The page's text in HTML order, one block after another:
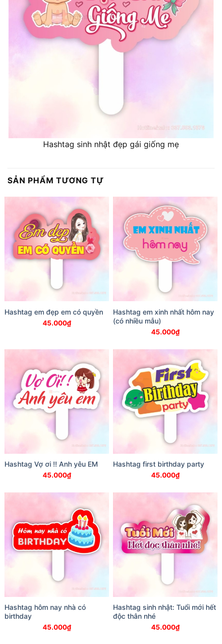
Hashtag sinh nhật đẹp gái giống mẹ
SẢN PHẨM TƯƠNG TỰ
Hashtag em đẹp em có quyền
45.000₫
Hashtag em xinh nhất hôm nay
(có nhiều mẫu)
45.000₫
Hashtag Vợ ơi !! Anh yêu EM
45.000₫
Hashtag first birthday party
45.000₫
Hashtag hôm nay nhà có
birthday
45.000₫
Hashtag sinh nhật: Tuổi mới hết
độc thân nhé
45.000₫